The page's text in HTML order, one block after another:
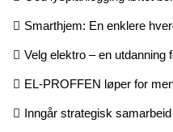
Smarthjem: En enklere
Velg elektro – en utdanning
EL-PROFFEN løper for
Inngår strategisk samarbeid